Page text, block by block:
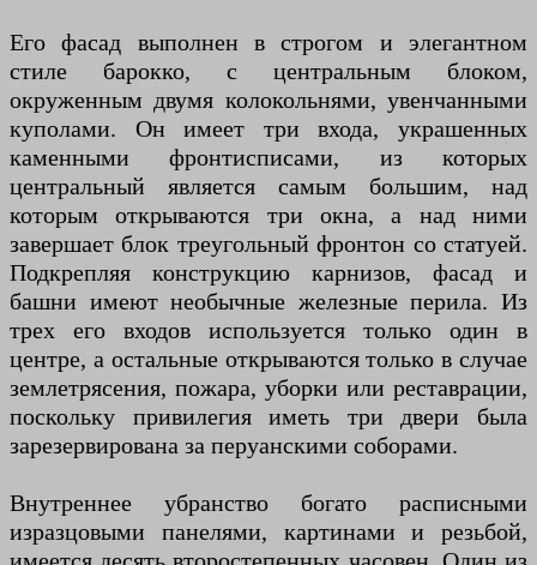
Его фасад выполнен в строгом и элегантном
стиле барокко, с центральным блоком,
окруженным двумя колокольнями, увенчанными
куполами. Он имеет три входа, украшенных
каменными фронтисписами, из которых
центральный является самым большим, над
которым открываются три окна, а над ними
завершает блок треугольный фронтон со статуей.
Подкрепляя конструкцию карнизов, фасад и
башни имеют необычные железные перила. Из
трех его входов используется только один в
центре, а остальные открываются только в случае
землетрясения, пожара, уборки или реставрации,
поскольку привилегия иметь три двери была
зарезервирована за перуанскими соборами.
Внутреннее убранство богато расписными
изразцовыми панелями, картинами и резьбой,